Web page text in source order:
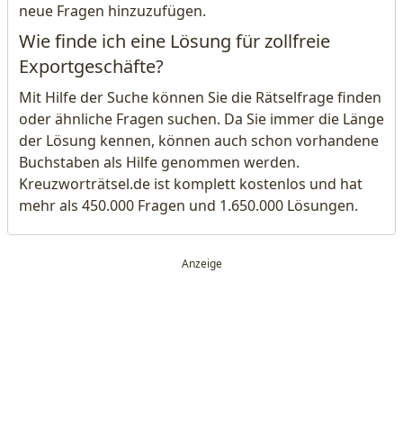
neue Fragen hinzuzufügen.
Wie finde ich eine Lösung für zollfreie
Exportgeschäfte?
Mit Hilfe der Suche können Sie die Rätselfrage finden
oder ähnliche Fragen suchen. Da Sie immer die Länge
der Lösung kennen, können auch schon vorhandene
Buchstaben als Hilfe genommen werden.
Kreuzworträtsel.de ist komplett kostenlos und hat
mehr als 450.000 Fragen und 1.650.000 Lösungen.